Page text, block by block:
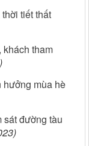
tiết thất
tham
mùa hè
sát đường tàu